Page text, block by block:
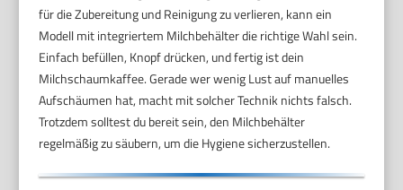
für die Zubereitung und Reinigung zu verlieren, kann ein
Modell mit integriertem Milchbehälter die richtige Wahl sein.
Einfach befüllen, Knopf drücken, und fertig ist dein
Milchschaumkaffee. Gerade wer wenig Lust auf manuelles
Aufschäumen hat, macht mit solcher Technik nichts falsch.
Trotzdem solltest du bereit sein, den Milchbehälter
regelmäßig zu säubern, um die Hygiene sicherzustellen.